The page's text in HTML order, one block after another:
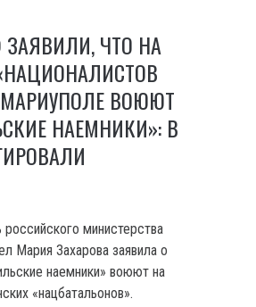
ЧТО НА
ВОЮЮТ
НАЕМНИКИ»: В
министерства
Мария Захарова заявила о
наемники» воюют на
«нацбатальонов».